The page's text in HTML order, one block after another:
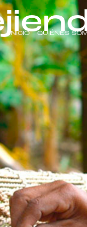
INICIO QUIÉNES